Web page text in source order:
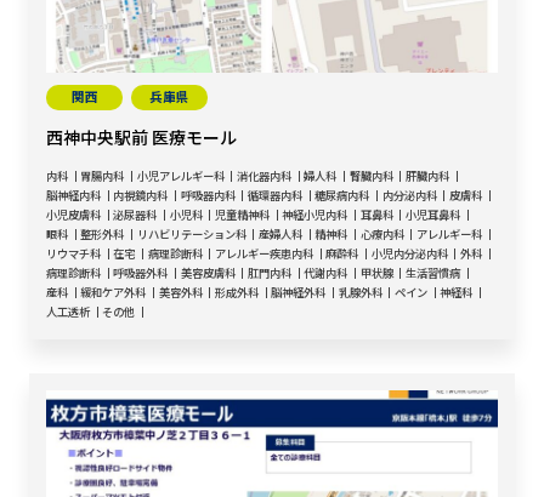
関西 兵庫県
西神中央駅前 医療モール
内科 胃腸内科 小児アレルギー科 消化器内科 婦人科 腎臓内科
肝臓内科
脳神経内科
内視鏡内科 呼吸器内科 循環器内科 糖尿病内科 内分泌内科
皮膚科
小児皮膚科
泌尿器科 小児科 児童精神科 神経小児内科 耳鼻科
小児耳鼻科
眼科
整形外科 リハビリテーション科 産婦人科 精神科 心療内科
アレルギー科
リウマチ科
在宅 病理診断科 アレルギー疾患内科 麻酔科 小児内分泌内科
外科
病理診断科
呼吸器外科 美容皮膚科 肛門内科 代謝内科 甲状腺
生活習慣病
産科
緩和ケア外科 美容外科 形成外科 脳神経外科 乳腺外科 ペイン
神経科
人工透析
その他